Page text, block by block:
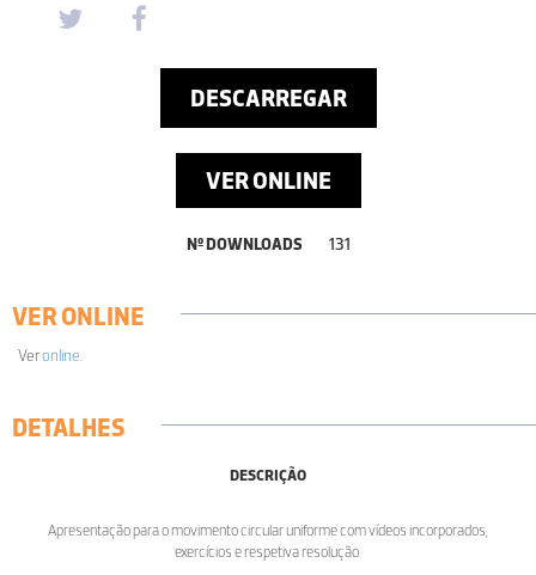
DESCARREGAR
VER ONLINE
Nº DOWNLOADS 131
VER ONLINE
Veronline.
DETALHES
DESCRIÇÃO
Apresentação para o movimento circular uniforme com vídeos incorporados,
exercícios e respetiva resolução.